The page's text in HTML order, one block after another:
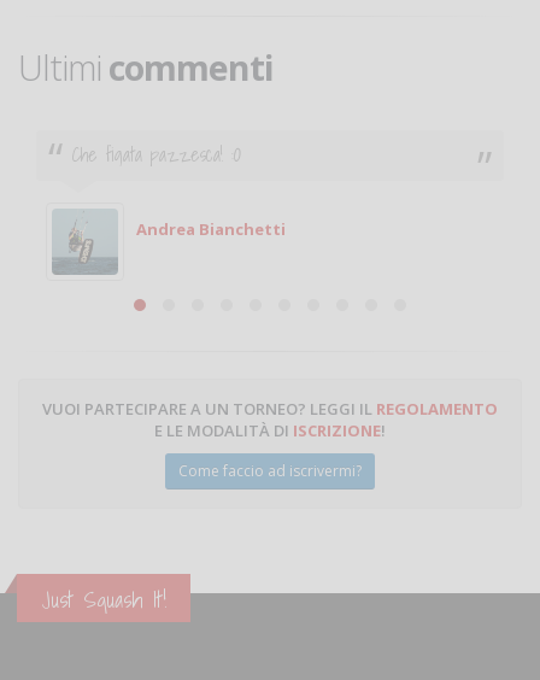
Ultimi commenti
Ciao. Sono a Treviglio da poco e vorrei tornare a
giocare. Se sei in zona e puoi giocare fammi sapere.
Michele
Michele Miglionico
VUOI PARTECIPARE A UN TORNEO? LEGGI IL REGOLAMENTO
E LE MODALITÀ DI ISCRIZIONE!
Come faccio ad iscrivermi?
Just Squash It!